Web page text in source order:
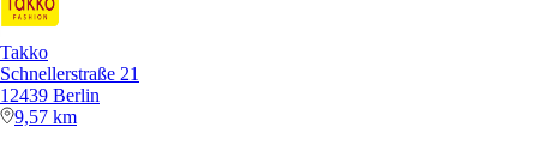
Takko
Schnellerstraße 21
12439 Berlin
9,57 km